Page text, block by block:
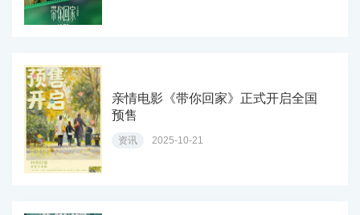
亲情电影《带你回家》正式开启全国
预售
资讯 2025-10-21